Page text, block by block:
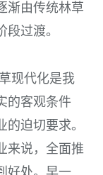
渐由传统林草
过渡。
现代化是我
的客观条件
迫切要求。
来说，全面推
好处。早一